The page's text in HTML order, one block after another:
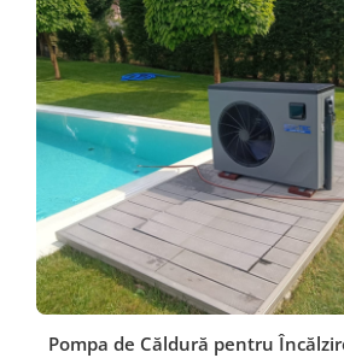
Pompa de Căldură pentru